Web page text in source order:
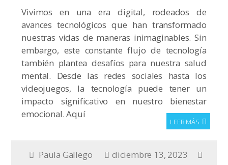
Vivimos en una era digital, rodeados de
avances tecnológicos que han transformado
nuestras vidas de maneras inimaginables. Sin
embargo, este constante flujo de tecnología
también plantea desafíos para nuestra salud
mental. Desde las redes sociales hasta los
videojuegos, la tecnología puede tener un
impacto significativo en nuestro bienestar
emocional. Aquí
LEER MÁS
Paula Gallego
diciembre 13, 2023